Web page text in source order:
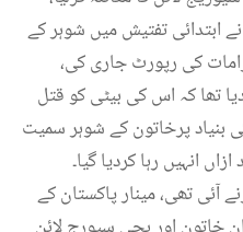
ابتدائی تفتیش میں شوہر کے
کی رپورٹ جاری کی،
تھا کہ اس کی بیٹی کو قتل
بنیاد پرخاتون کے شوہر سمیت
انہیں رہا کردیا گیا۔
آئی تھی، مینار پاکستان کے